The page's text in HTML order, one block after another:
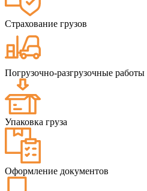
Страхование грузов
Погрузочно-разгрузочные работы
Упаковка груза
Оформление документов